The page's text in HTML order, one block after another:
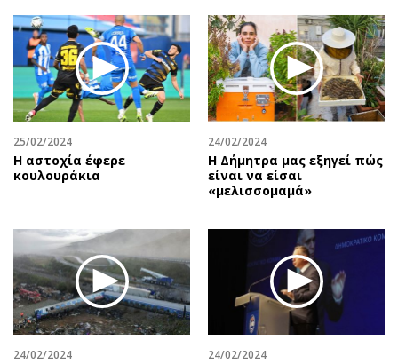
25/02/2024
Η αστοχία έφερε
κουλουράκια
24/02/2024
H Δήμητρα μας εξηγεί πώς
είναι να είσαι
«μελισσομαμά»
24/02/2024 24/02/2024